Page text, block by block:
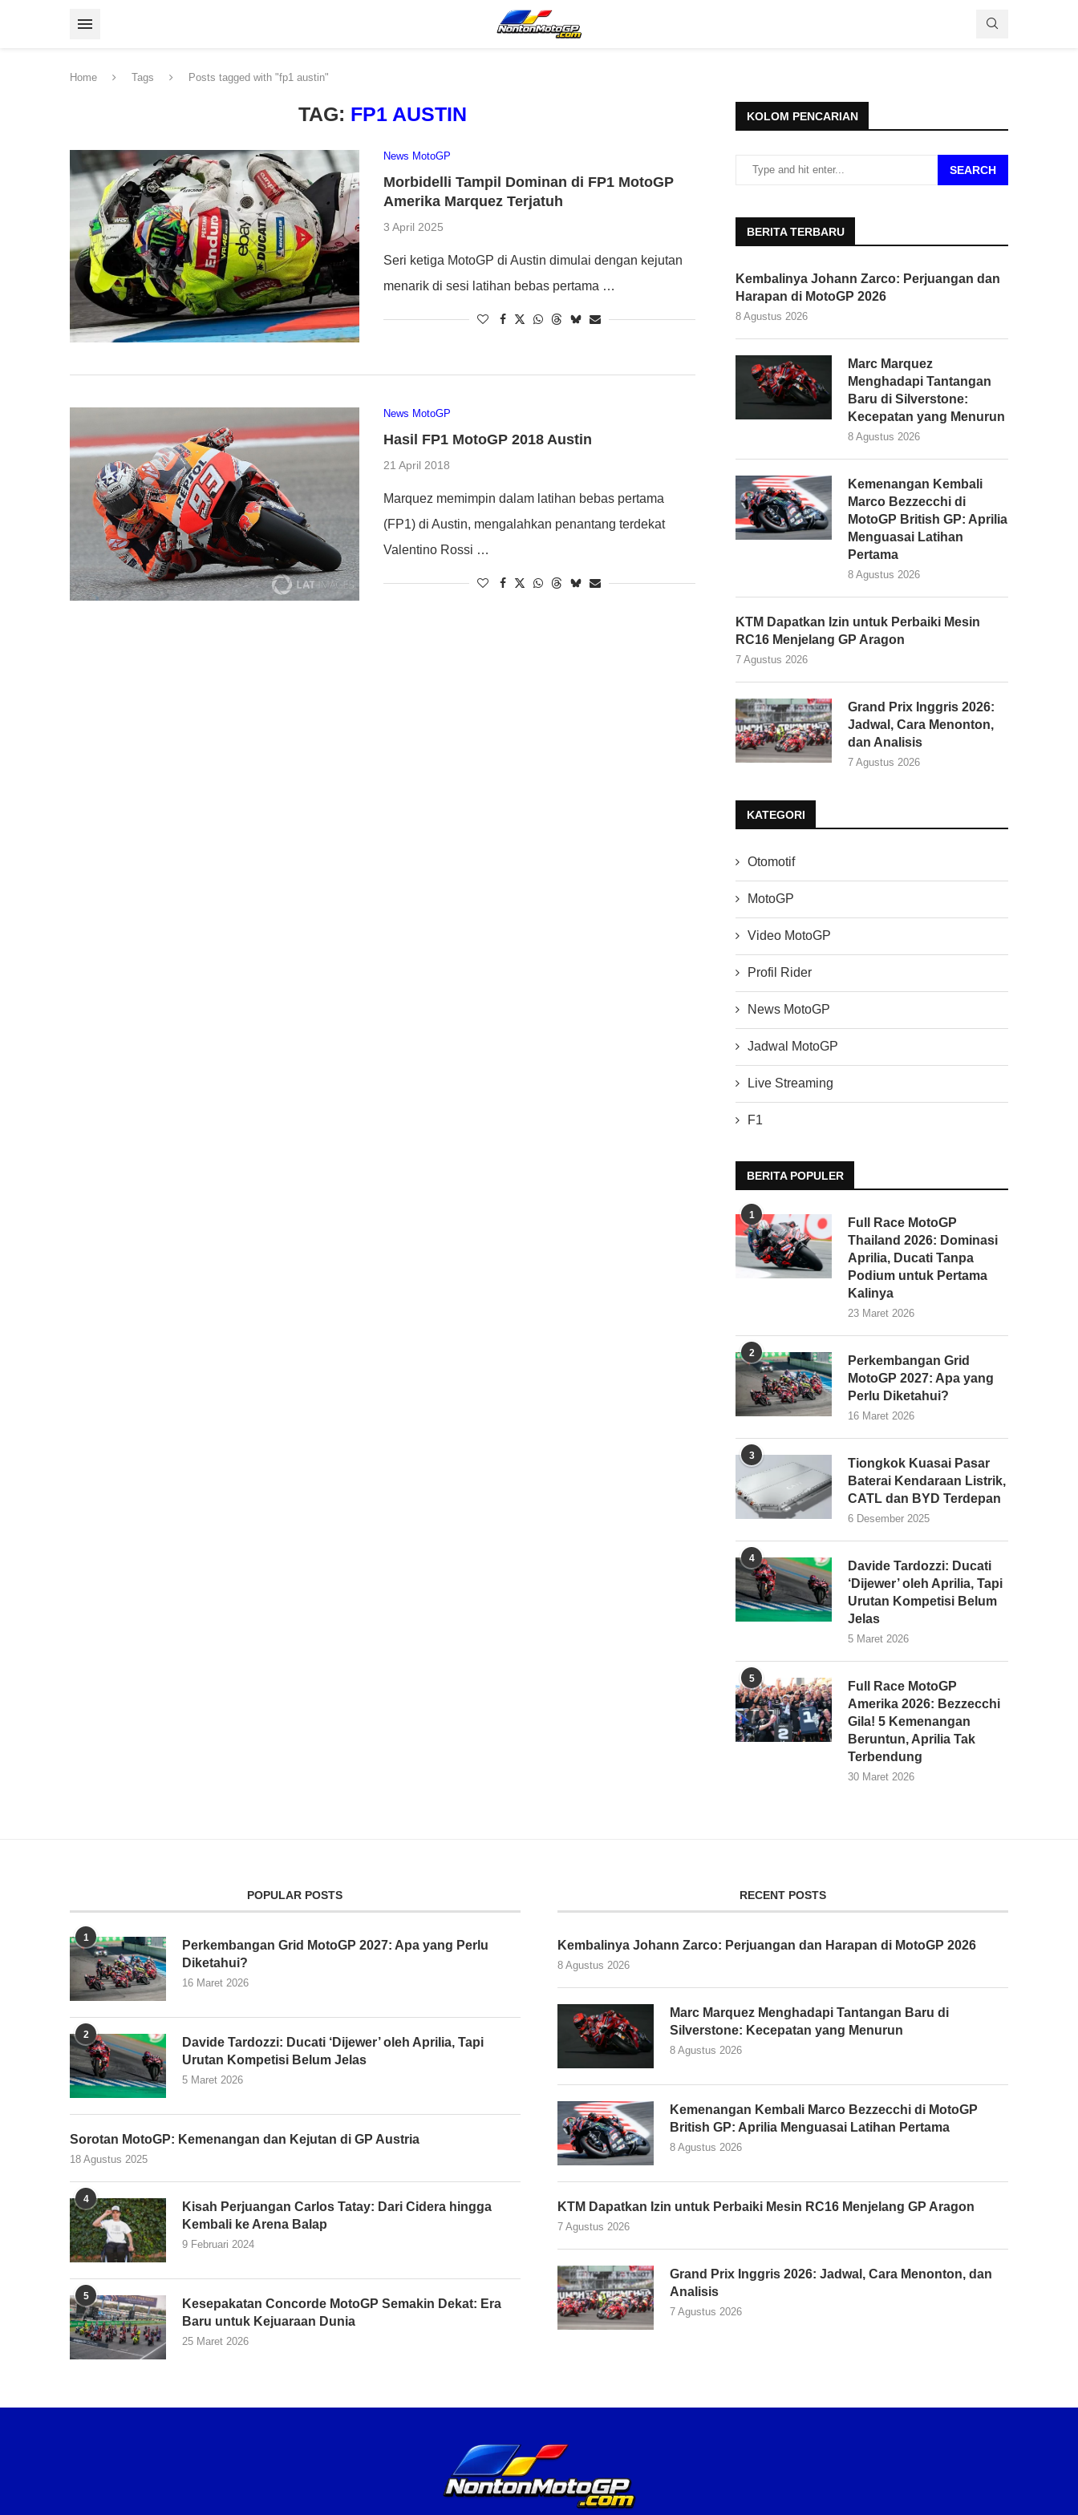
Home Tags Posts tagged with "fp1 austin"
TAG: FP1 AUSTIN
News MotoGP
Morbidelli Tampil Dominan di FP1 MotoGP
Amerika Marquez Terjatuh
3 April 2025
Seri ketiga MotoGP di Austin dimulai dengan kejutan
menarik di sesi latihan bebas pertama …
News MotoGP
Hasil FP1 MotoGP 2018 Austin
21 April 2018
Marquez memimpin dalam latihan bebas pertama
(FP1) di Austin, mengalahkan penantang terdekat
Valentino Rossi …
KOLOM PENCARIAN
SEARCH
BERITA TERBARU
Kembalinya Johann Zarco: Perjuangan dan
Harapan di MotoGP 2026
8 Agustus 2026
Marc Marquez
Menghadapi Tantangan
Baru di Silverstone:
Kecepatan yang Menurun
8 Agustus 2026
Kemenangan Kembali
Marco Bezzecchi di
MotoGP British GP: Aprilia
Menguasai Latihan
Pertama
8 Agustus 2026
KTM Dapatkan Izin untuk Perbaiki Mesin
RC16 Menjelang GP Aragon
7 Agustus 2026
Grand Prix Inggris 2026:
Jadwal, Cara Menonton,
dan Analisis
7 Agustus 2026
KATEGORI
Otomotif
MotoGP
Video MotoGP
Profil Rider
News MotoGP
Jadwal MotoGP
Live Streaming
F1
BERITA POPULER
1
Full Race MotoGP
Thailand 2026: Dominasi
Aprilia, Ducati Tanpa
Podium untuk Pertama
Kalinya
23 Maret 2026
2
Perkembangan Grid
MotoGP 2027: Apa yang
Perlu Diketahui?
16 Maret 2026
3
Tiongkok Kuasai Pasar
Baterai Kendaraan Listrik,
CATL dan BYD Terdepan
6 Desember 2025
4
Davide Tardozzi: Ducati
‘Dijewer’ oleh Aprilia, Tapi
Urutan Kompetisi Belum
Jelas
5 Maret 2026
5
Full Race MotoGP
Amerika 2026: Bezzecchi
Gila! 5 Kemenangan
Beruntun, Aprilia Tak
Terbendung
30 Maret 2026
POPULAR POSTS
1
Perkembangan Grid MotoGP 2027: Apa yang Perlu
Diketahui?
16 Maret 2026
2
Davide Tardozzi: Ducati ‘Dijewer’ oleh Aprilia, Tapi
Urutan Kompetisi Belum Jelas
5 Maret 2026
Sorotan MotoGP: Kemenangan dan Kejutan di GP Austria
18 Agustus 2025
4
Kisah Perjuangan Carlos Tatay: Dari Cidera hingga
Kembali ke Arena Balap
9 Februari 2024
5
Kesepakatan Concorde MotoGP Semakin Dekat: Era
Baru untuk Kejuaraan Dunia
25 Maret 2026
RECENT POSTS
Kembalinya Johann Zarco: Perjuangan dan Harapan di MotoGP 2026
8 Agustus 2026
Marc Marquez Menghadapi Tantangan Baru di
Silverstone: Kecepatan yang Menurun
8 Agustus 2026
Kemenangan Kembali Marco Bezzecchi di MotoGP
British GP: Aprilia Menguasai Latihan Pertama
8 Agustus 2026
KTM Dapatkan Izin untuk Perbaiki Mesin RC16 Menjelang GP Aragon
7 Agustus 2026
Grand Prix Inggris 2026: Jadwal, Cara Menonton, dan
Analisis
7 Agustus 2026